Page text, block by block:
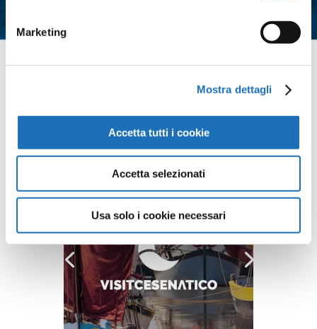
Marketing
Mostra dettagli
Accetta tutti i cookie
Accetta selezionati
Usa solo i cookie necessari
Contattaci